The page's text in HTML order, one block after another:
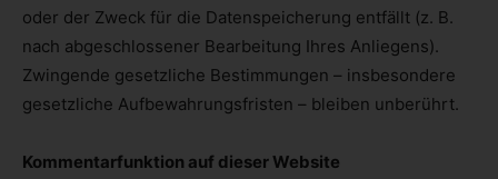
oder der Zweck für die Datenspeicherung entfällt (z. B.
nach abgeschlossener Bearbeitung Ihres Anliegens).
Zwingende gesetzliche Bestimmungen – insbesondere
gesetzliche Aufbewahrungsfristen – bleiben unberührt.
Kommentar­funktion auf dieser Website